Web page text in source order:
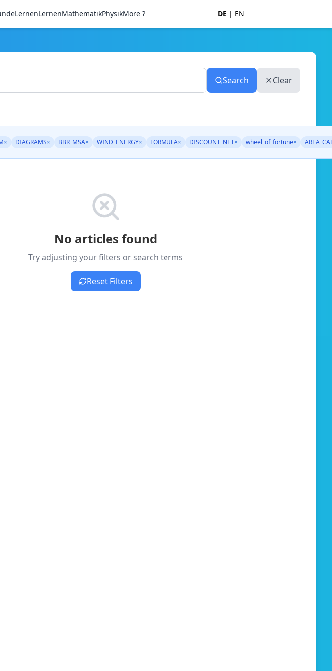
LernenLernenMathematikPhysikMore ? DE | EN
Search Clear
× DIAGRAMS× BBR_MSA× WIND_ENERGY× FORMULA× DISCOUNT_NET× wheel_of_fortune×
No articles found
Try adjusting your filters or search terms
Reset Filters